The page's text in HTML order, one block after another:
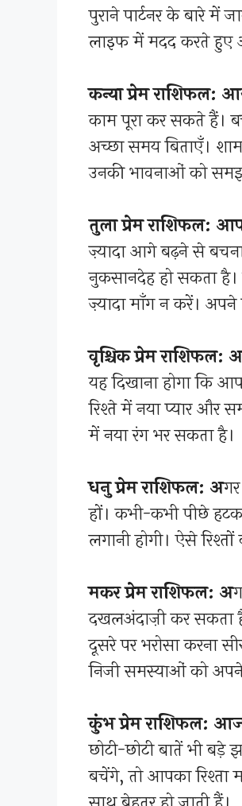
पुराने पार्टनर के बारे
लाइफ में मदद करते हुए
कन्या प्रेम राशिफल:
काम पूरा कर सकते हैं।
अच्छा समय बिताएँ।
उनकी भावनाओं को
तुला प्रेम राशिफल:
ज़्यादा आगे बढ़ने से
नुकसानदेह हो सकता
ज़्यादा माँग न करें। अपने
वृश्चिक प्रेम राशिफल:
यह दिखाना होगा कि
रिश्ते में नया प्यार और
में नया रंग भर सकता है।
धनु प्रेम राशिफल: अ
हों। कभी-कभी पीछे
लगानी होगी। ऐसे
मकर प्रेम राशिफल: अ
दखलअंदाज़ी कर
दूसरे पर भरोसा करना
निजी समस्याओं को
कुंभ प्रेम राशिफल:
छोटी-छोटी बातें भी
बचेंगे, तो आपका रिश्ता